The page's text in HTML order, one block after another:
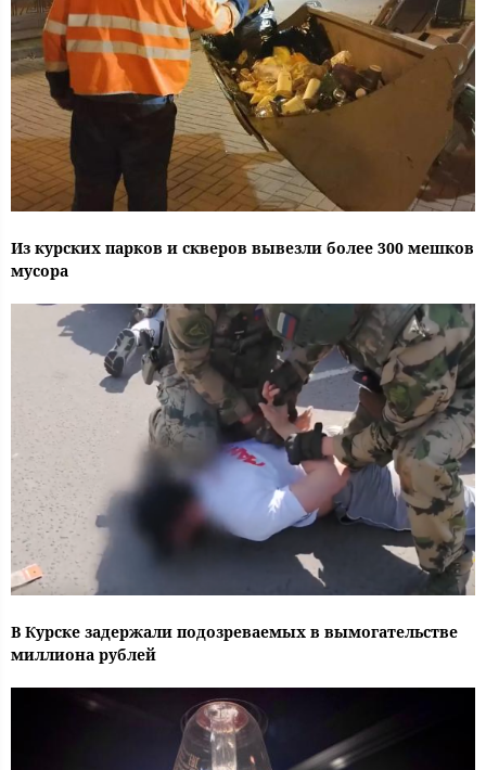
Из курских парков и скверов вывезли более 300 мешков
мусора
В Курске задержали подозреваемых в вымогательстве
миллиона рублей